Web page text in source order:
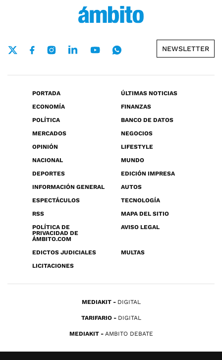
NEWSLETTER
PORTADA
ÚLTIMAS NOTICIAS
ECONOMÍA
FINANZAS
POLÍTICA
BANCO DE DATOS
MERCADOS
NEGOCIOS
OPINIÓN
LIFESTYLE
NACIONAL
MUNDO
DEPORTES
EDICIÓN IMPRESA
INFORMACIÓN GENERAL
AUTOS
ESPECTÁCULOS
TECNOLOGÍA
RSS
MAPA DEL SITIO
POLÍTICA DE
PRIVACIDAD DE
ÁMBITO.COM
AVISO LEGAL
EDICTOS JUDICIALES
MULTAS
LICITACIONES
MEDIAKIT DIGITAL
TARIFARIO DIGITAL
MEDIAKIT AMBITO DEBATE